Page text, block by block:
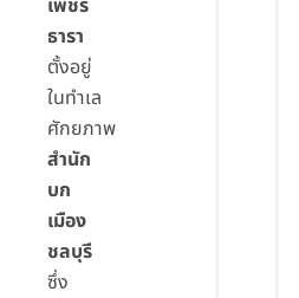
เพชร
ธารา
ตั้งอยู่
ในทำเล
ศักยภาพ
สำนัก
บก
เมือง
ชลบุรี
ซึ่ง